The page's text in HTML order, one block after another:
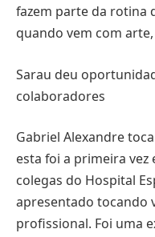
fazem parte da rotina
quando vem com
Sarau deu
colaboradores
Gabriel Alexandre
esta foi a primeira
colegas do Hospital
apresentado tocando
profissional. Foi uma